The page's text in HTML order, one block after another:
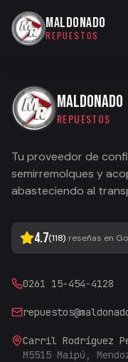
0261 15-454-4128
MALDONADO
REPUESTOS
MALDONADO
REPUESTOS
Tu proveedor de
semirremolques y
abasteciendo al
4.7(118) reseñas en
0261 15-454-4128
Carril Rodríguez
M5515 Maipú,